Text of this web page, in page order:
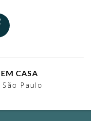
CASA
Paulo